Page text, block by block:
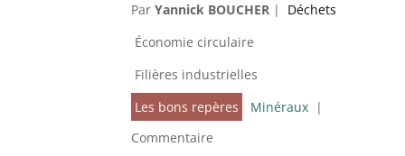
Par Yannick BOUCHER|
Déchets
Économie circulaire
Filières industrielles
Les bons repères
Minéraux |
Commentaire